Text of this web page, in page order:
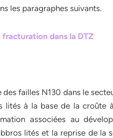
les paragraphes suivants.
fracturation dans la DTZ
failles N130 dans le
lités à la base de la
associées au
lités et la reprise de la